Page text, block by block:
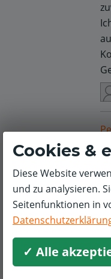
Cookies &
Diese Website
und zu analysieren.
Seitenfunktionen in
✓ Alle